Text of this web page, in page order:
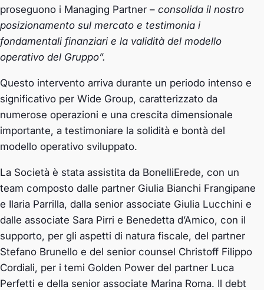
proseguono i Managing Partner – consolida il nostro
posizionamento sul mercato e testimonia i
fondamentali finanziari e la validità del modello
operativo del Gruppo”.
Questo intervento arriva durante un periodo intenso e
significativo per Wide Group, caratterizzato da
numerose operazioni e una crescita dimensionale
importante, a testimoniare la solidità e bontà del
modello operativo sviluppato.
La Società è stata assistita da BonelliErede, con un
team composto dalle partner Giulia Bianchi Frangipane
e Ilaria Parrilla, dalla senior associate Giulia Lucchini e
dalle associate Sara Pirri e Benedetta d’Amico, con il
supporto, per gli aspetti di natura fiscale, del partner
Stefano Brunello e del senior counsel Christoff Filippo
Cordiali, per i temi Golden Power del partner Luca
Perfetti e della senior associate Marina Roma. Il debt